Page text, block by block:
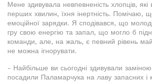
Мене здивувала невпевненість хлопців,
перших хвилин, їхня інертність. Помічаю,
емоційної зарядки. Я сподівався, що
гру свою енергію та запал, що могло б
команди, але, на жаль, є певний рівень
не можна ігнорувати.
- Найбільше ви сьогодні здивували
посадили Паламарчука на лаву запасних і